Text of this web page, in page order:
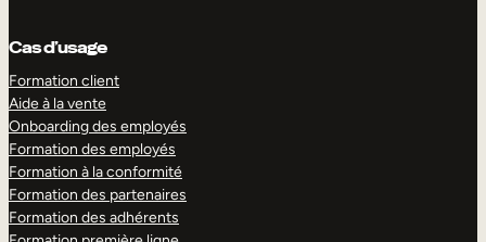
Cas d’usage
Formation client
Aide à la vente
Onboarding des employés
Formation des employés
Formation à la conformité
Formation des partenaires
Formation des adhérents